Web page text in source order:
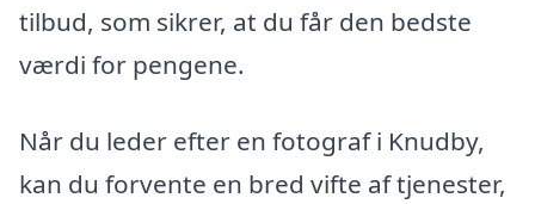
tilbud, som sikrer, at du får den bedste
værdi for pengene.
Når du leder efter en fotograf i Knudby,
kan du forvente en bred vifte af tjenester,